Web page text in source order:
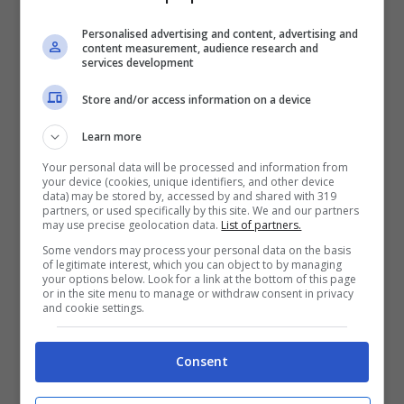
anteriore Forza Italia e, appunto, Pd.
Stefanelli ha bisogno di nuove energie
elettorali per ottenere il bis così come Signore
sa che potrebbe essere utile alla causa del
centro destra,al momento diviso a metà
come una mela.
Da settimane è partita la sfida elettorale di un
altro legale di Scauri, Pino D’Amici,che al
momento gode del sostegno di diversi
“mister preferenze” dello schieramento
conservatore: dall’ex sindaco Pino Sardelli
all’ex consigliere azzurro Fausto La Rocca,
dall’ex assessore An Livio Pentimalli al
Personalised advertising and content, advertising and
content measurement, audience research and
services development
Store and/or access information on a device
Learn more
Your personal data will be processed and information from
your device (cookies, unique identifiers, and other device
data) may be stored by, accessed by and shared with 319
partners, or used specifically by this site. We and our partners
may use precise geolocation data. List of partners.
Some vendors may process your personal data on the basis
of legitimate interest, which you can object to by managing
your options below. Look for a link at the bottom of this page
or in the site menu to manage or withdraw consent in privacy
and cookie settings.
Consent